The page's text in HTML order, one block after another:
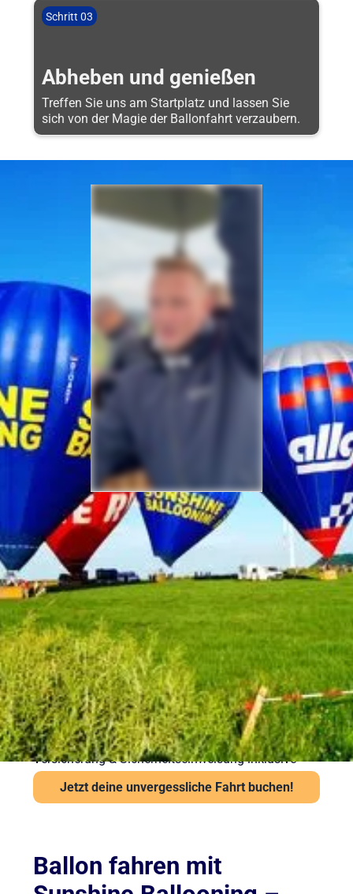
Schritt 03
Abheben und genießen
Treffen Sie uns am Startplatz und lassen Sie
sich von der Magie der Ballonfahrt verzaubern.
Sicherheit bei Ihrer
Ballonfahrt – Gut
vorbereitet in die Luft
Sicherheit steht bei Sunshine Ballooning an erster
Stelle. Jede Ballonfahrt findet nur bei stabiler
Wetterlage statt. Unsere Piloten prüfen Wind und
Sicht vor jedem Start über das Flugwetteramt.
Wichtige Hinweise:
Ab 6 Jahren und mindestens 120 cm Körpergröße
Kein besonderes Schuhwerk erforderlich, aber
festes empfohlen
Auch bei leichter Höhenangst problemlos möglich
Versicherung & Sicherheitseinweisung inklusive
Jetzt deine unvergessliche Fahrt buchen!
Ballon fahren mit